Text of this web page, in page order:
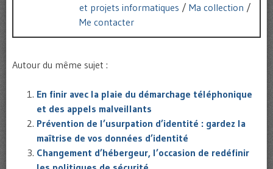
et projets informatiques / Ma collection /
Me contacter
Autour du même sujet :
En finir avec la plaie du démarchage téléphonique
et des appels malveillants
Prévention de l’usurpation d’identité : gardez la
maîtrise de vos données d’identité
Changement d’hébergeur, l’occasion de redéfinir